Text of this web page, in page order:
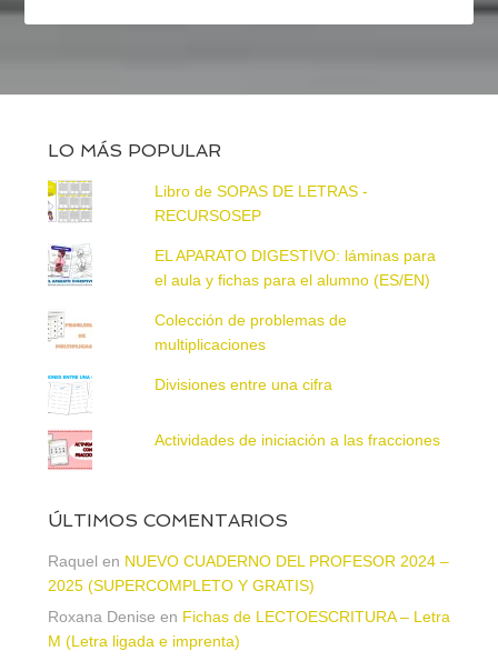
LO MÁS POPULAR
Libro de SOPAS DE LETRAS -
RECURSOSEP
EL APARATO DIGESTIVO: láminas para
el aula y fichas para el alumno (ES/EN)
Colección de problemas de
multiplicaciones
Divisiones entre una cifra
Actividades de iniciación a las fracciones
ÚLTIMOS COMENTARIOS
Raquel en NUEVO CUADERNO DEL PROFESOR 2024 –
2025 (SUPERCOMPLETO Y GRATIS)
Roxana Denise en Fichas de LECTOESCRITURA – Letra
M (Letra ligada e imprenta)